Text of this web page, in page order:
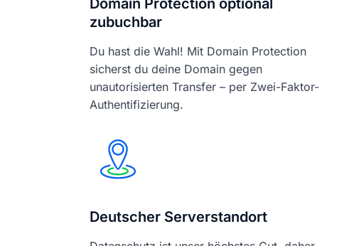
Domain Protection optional
zubuchbar
Du hast die Wahl! Mit Domain Protection
sicherst du deine Domain gegen
unautorisierten Transfer – per Zwei-Faktor-
Authentifizierung.
Deutscher Serverstandort